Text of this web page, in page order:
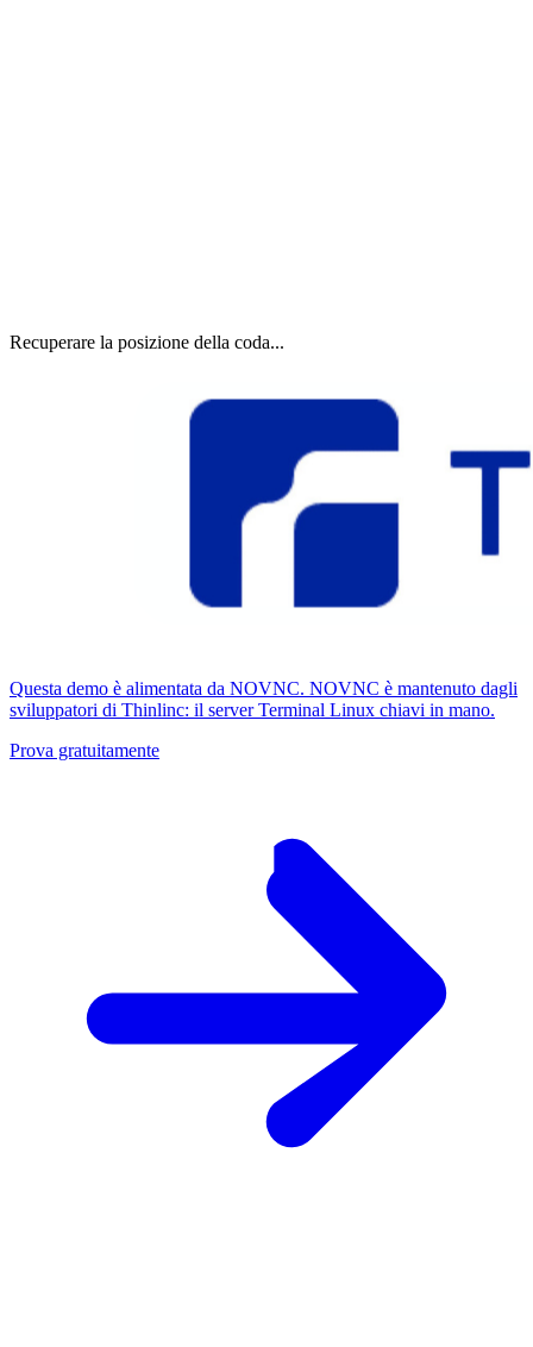
Recuperare la posizione della coda...
Questa demo è alimentata da NOVNC. NOVNC è mantenuto dagli
sviluppatori di Thinlinc: il server Terminal Linux chiavi in ​​mano.
Prova gratuitamente